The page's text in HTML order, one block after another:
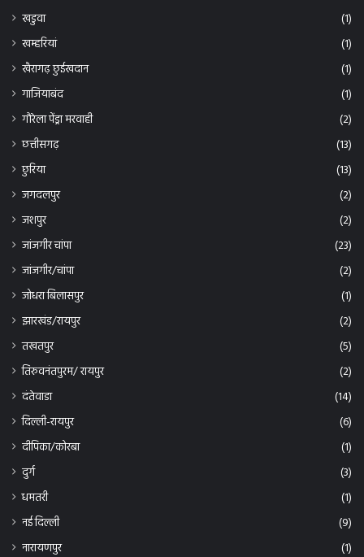
खडुवा
(1)
खम्हरियां
(1)
खैरागढ़ छुईखदान
(1)
गाजियाबंद
(1)
गौरेला पेंड्रा मरवाही
(2)
छत्तीसगढ़
(13)
छुरिया
(13)
जगदलपुर
(2)
जशपुर
(2)
जांजगीर चांपा
(23)
जांजगीर/चांपा
(2)
जोधरा बिलासपुर
(1)
झारखंड/रायपुर
(2)
तखतपुर
(5)
तिरुवनंतपुरम/ रायपुर
(2)
दंतेवाडा
(14)
दिल्ली-रायपुर
(6)
दीपिका/कोरबा
(1)
दुर्ग
(3)
धमतरी
(1)
नई दिल्ली
(9)
नारायणपुर
(1)